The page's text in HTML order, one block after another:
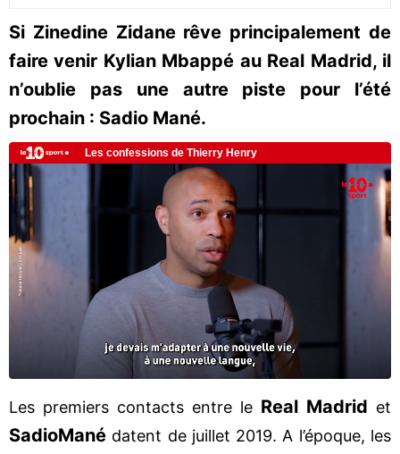
Si Zinedine Zidane rêve principalement de
faire venir Kylian Mbappé au Real Madrid, il
n’oublie pas une autre piste pour l’été
prochain : Sadio Mané.
Les premiers contacts entre le Real Madrid et
SadioMané datent de juillet 2019. A l’époque, les